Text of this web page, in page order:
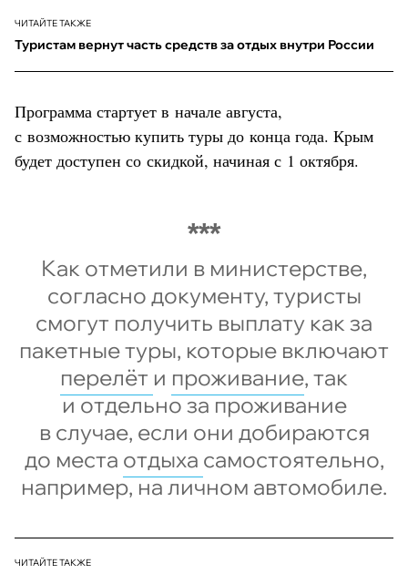
ЧИТАЙТЕ ТАКЖЕ
Туристам вернут часть средств за отдых внутри России
Программа стартует в начале августа,
с возможностью купить туры до конца года. Крым
будет доступен со скидкой, начиная с 1 октября.
Как отметили в министерстве,
согласно документу, туристы
смогут получить выплату как за
пакетные туры, которые включают
перелёт и проживание, так
и отдельно за проживание
в случае, если они добираются
до места отдыха самостоятельно,
например, на личном автомобиле.
ЧИТАЙТЕ ТАКЖЕ